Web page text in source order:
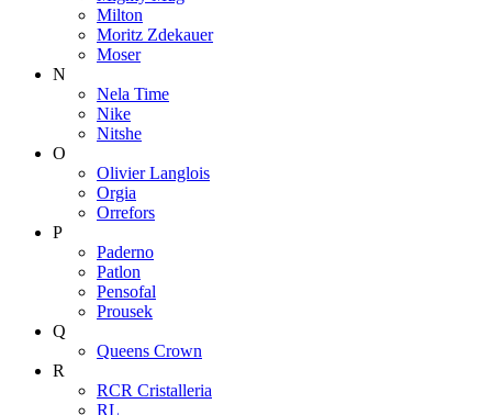
Milton
Moritz Zdekauer
Moser
N
Nela Time
Nike
Nitshe
O
Olivier Langlois
Orgia
Orrefors
P
Paderno
Patlon
Pensofal
Prousek
Q
Queens Crown
R
RCR Cristalleria
RL